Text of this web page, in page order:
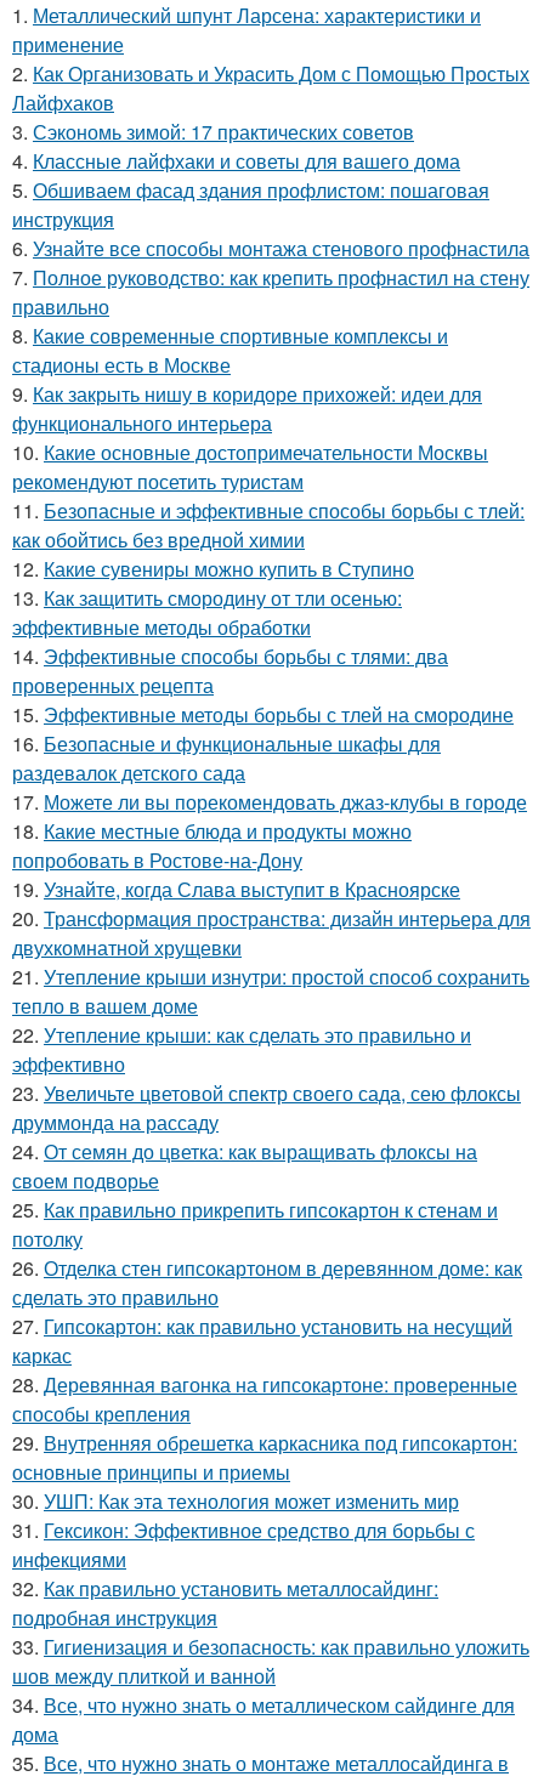
1. Металлический шпунт Ларсена: характеристики и
применение
2. Как Организовать и Украсить Дом с Помощью Простых
Лайфхаков
3. Сэкономь зимой: 17 практических советов
4. Классные лайфхаки и советы для вашего дома
5. Обшиваем фасад здания профлистом: пошаговая
инструкция
6. Узнайте все способы монтажа стенового профнастила
7. Полное руководство: как крепить профнастил на стену
правильно
8. Какие современные спортивные комплексы и
стадионы есть в Москве
9. Как закрыть нишу в коридоре прихожей: идеи для
функционального интерьера
10. Какие основные достопримечательности Москвы
рекомендуют посетить туристам
11. Безопасные и эффективные способы борьбы с тлей:
как обойтись без вредной химии
12. Какие сувениры можно купить в Ступино
13. Как защитить смородину от тли осенью:
эффективные методы обработки
14. Эффективные способы борьбы с тлями: два
проверенных рецепта
15. Эффективные методы борьбы с тлей на смородине
16. Безопасные и функциональные шкафы для
раздевалок детского сада
17. Можете ли вы порекомендовать джаз-клубы в городе
18. Какие местные блюда и продукты можно
попробовать в Ростове-на-Дону
19. Узнайте, когда Слава выступит в Красноярске
20. Трансформация пространства: дизайн интерьера для
двухкомнатной хрущевки
21. Утепление крыши изнутри: простой способ сохранить
тепло в вашем доме
22. Утепление крыши: как сделать это правильно и
эффективно
23. Увеличьте цветовой спектр своего сада, сею флоксы
друммонда на рассаду
24. От семян до цветка: как выращивать флоксы на
своем подворье
25. Как правильно прикрепить гипсокартон к стенам и
потолку
26. Отделка стен гипсокартоном в деревянном доме: как
сделать это правильно
27. Гипсокартон: как правильно установить на несущий
каркас
28. Деревянная вагонка на гипсокартоне: проверенные
способы крепления
29. Внутренняя обрешетка каркасника под гипсокартон:
основные принципы и приемы
30. УШП: Как эта технология может изменить мир
31. Гексикон: Эффективное средство для борьбы с
инфекциями
32. Как правильно установить металлосайдинг:
подробная инструкция
33. Гигиенизация и безопасность: как правильно уложить
шов между плиткой и ванной
34. Все, что нужно знать о металлическом сайдинге для
дома
35. Все, что нужно знать о монтаже металлосайдинга в